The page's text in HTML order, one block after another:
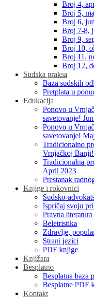
Broj 4,
Broj 5,
Broj 6,
Broj 7-8,
Broj 9,
Broj 10,
Broj 11,
Broj 12,
Sudska praksa
Baza sudskih
Pretplata u
Edukacija
Ponovo u
savetovanje!
Ponovo u
savetovanje!
Tradicionalno
Vrnjačkoj
Tradicionalna
April 2023
Prestanak
Knjige i rokovnici
Sudsko-
Ispričaj svoju
Pravna literatura
Beletristika
Zdravlje,
Strani jezici
PDF knjige
Knjižara
Besplatno
Besplatna baza
Besplatne PDF
Kontakt